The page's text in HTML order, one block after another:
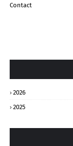
Contact
2026
2025